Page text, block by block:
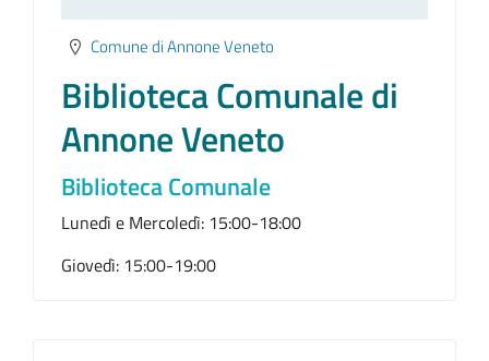
Comune di Annone Veneto
Biblioteca Comunale di
Annone Veneto
Biblioteca Comunale
Lunedì e Mercoledì: 15:00-18:00
Giovedì: 15:00-19:00